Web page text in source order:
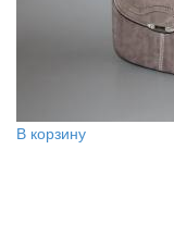
В корзину